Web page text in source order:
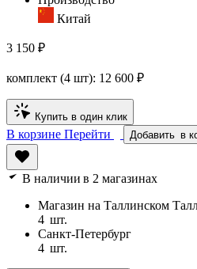
Китай
3 150 ₽
комплект (4 шт): 12 600 ₽
Купить в один клик
В корзине Перейти Добавить в
В наличии в 2 магазинах
Магазин на Таллинском
4 шт.
Санкт-Петербург
4 шт.